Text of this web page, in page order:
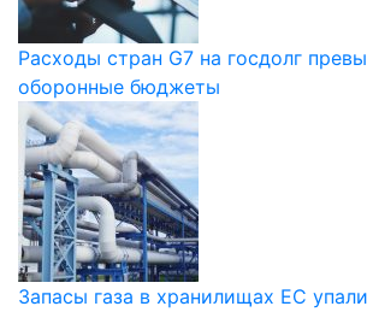
Расходы стран G7 на госдолг
оборонные бюджеты
Запасы газа в хранилищах ЕС